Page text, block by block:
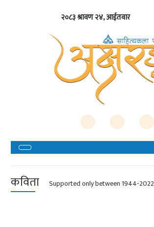
२०८३ श्रावण २४, आईतवार
कविता Supported only between 1944-2022